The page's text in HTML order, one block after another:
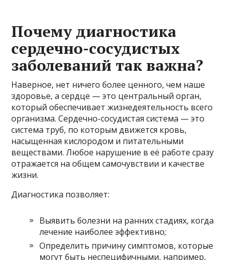
Почему диагностика
сердечно-сосудистых
заболеваний так важна?
Наверное, нет ничего более ценного, чем наше
здоровье, а сердце — это центральный орган,
который обеспечивает жизнедеятельность всего
организма. Сердечно-сосудистая система — это
система труб, по которым движется кровь,
насыщенная кислородом и питательными
веществами. Любое нарушение в её работе сразу
отражается на общем самочувствии и качестве
жизни.
Диагностика позволяет:
Выявить болезни на ранних стадиях, когда
лечение наиболее эффективно;
Определить причину симптомов, которые
могут быть неспецифичными, например,